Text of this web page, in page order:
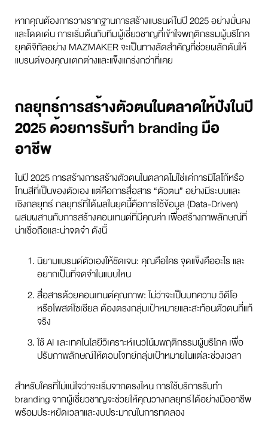
หากคุณต้องการวางรากฐานการสร้างแบรนด์ในปี 2025 อย่างมั่นคง
และโดดเด่น การเริ่มต้นกับทีมผู้เชี่ยวชาญที่เข้าใจพฤติกรรมผู้บริโภค
ยุคดิจิทัลอย่าง MAZMAKER จะเป็นทางลัดสำคัญที่ช่วยผลักดันให้
แบรนด์ของคุณแตกต่างและแข็งแกร่งกว่าที่เคย
กลยุทธ์การสร้างตัวตนในตลาดให้ปังในปี
2025 ด้วยการรับทำ branding มือ
อาชีพ
ในปี 2025 การสร้างการสร้างตัวตนในตลาดไม่ใช่แค่การมีโลโก้หรือ
โทนสีที่เป็นของตัวเอง แต่คือการสื่อสาร “ตัวตน” อย่างมีระบบและ
เชิงกลยุทธ์ กลยุทธ์ที่ได้ผลในยุคนี้คือการใช้ข้อมูล (Data-Driven)
ผสมผสานกับการสร้างคอนเทนต์ที่มีคุณค่า เพื่อสร้างภาพลักษณ์ที่
น่าเชื่อถือและน่าจดจำ ดังนี้
นิยามแบรนด์ตัวเองให้ชัดเจน: คุณคือใคร จุดแข็งคืออะไร และ
อยากเป็นที่จดจำในแบบไหน
สื่อสารด้วยคอนเทนต์คุณภาพ: ไม่ว่าจะเป็นบทความ วิดีโอ
หรือโพสต์โซเชียล ต้องตรงกลุ่มเป้าหมายและสะท้อนตัวตนที่แท้
จริง
ใช้ AI และเทคโนโลยีวิเคราะห์แนวโน้มพฤติกรรมผู้บริโภค เพื่อ
ปรับภาพลักษณ์ให้ตอบโจทย์กลุ่มเป้าหมายในแต่ละช่วงเวลา
สำหรับใครที่ไม่แน่ใจว่าจะเริ่มจากตรงไหน การใช้บริการรับทำ
branding จากผู้เชี่ยวชาญจะช่วยให้คุณวางกลยุทธ์ได้อย่างมืออาชีพ
พร้อมประหยัดเวลาและงบประมาณในการทดลอง